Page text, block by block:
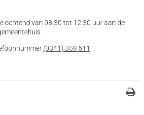
ochtend van 08.30 tot 12.30 uur aan de
(0341) 359 611